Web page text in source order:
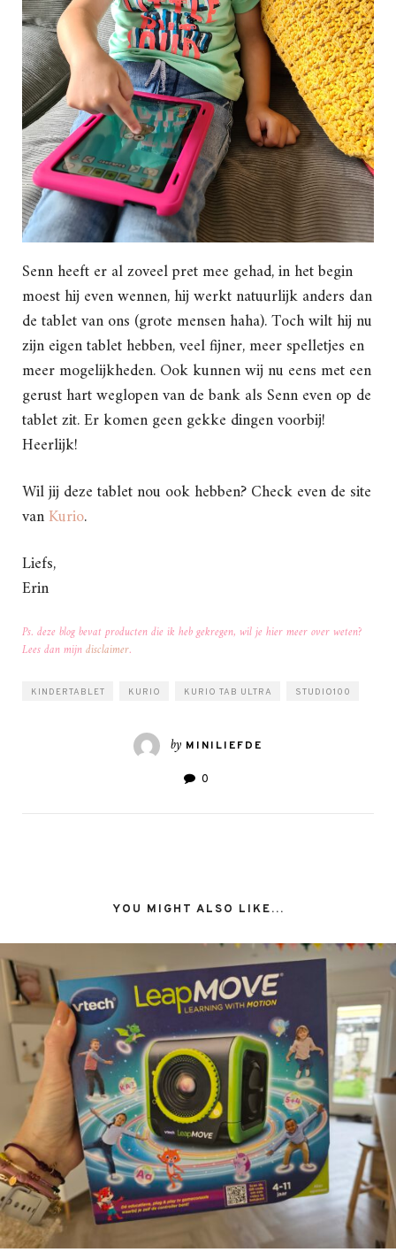
Senn heeft er al zoveel pret mee gehad, in het begin
moest hij even wennen, hij werkt natuurlijk anders dan
de tablet van ons (grote mensen haha). Toch wilt hij nu
zijn eigen tablet hebben, veel fijner, meer spelletjes en
meer mogelijkheden. Ook kunnen wij nu eens met een
gerust hart weglopen van de bank als Senn even op de
tablet zit. Er komen geen gekke dingen voorbij!
Heerlijk!
Wil jij deze tablet nou ook hebben? Check even de site
vanKurio.
Liefs,
Erin
Ps. deze blog bevat producten die ik heb gekregen, wil je hier meer over weten?
Lees dan mijndisclaimer.
KINDERTABLET KURIO KURIO TAB ULTRA STUDIO100
by MINILIEFDE
0
YOU MIGHT ALSO LIKE...